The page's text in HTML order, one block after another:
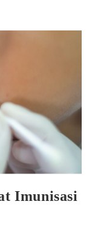
Imunisasi